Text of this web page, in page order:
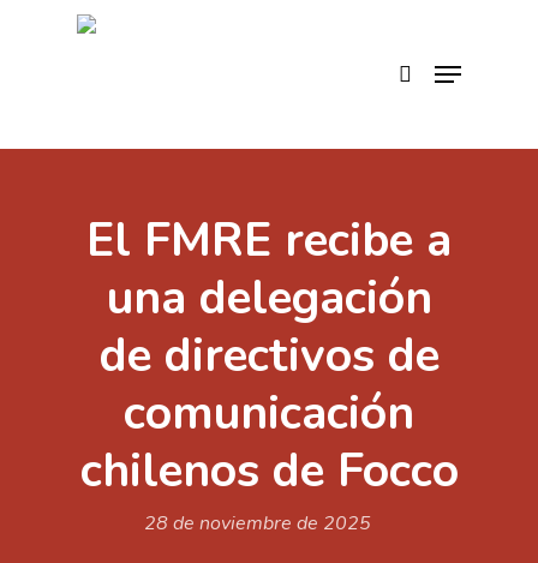
Menu
El FMRE recibe a
una delegación
de directivos de
comunicación
chilenos de Focco
28 de noviembre de 2025